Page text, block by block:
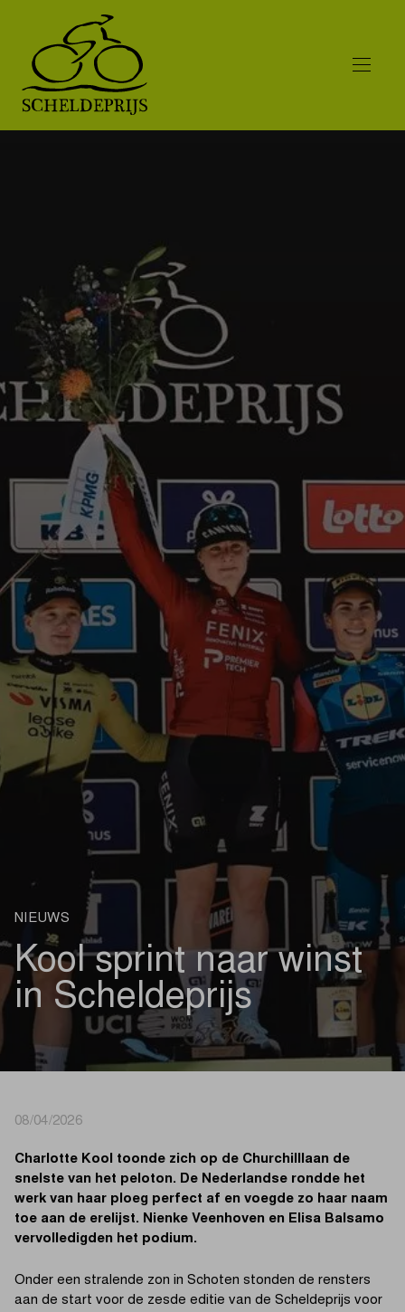
NIEUWS
Kool sprint naar winst
in Scheldeprijs
08/04/2026
Charlotte Kool toonde zich op de Churchilllaan de
snelste van het peloton. De Nederlandse rondde het
werk van haar ploeg perfect af en voegde zo haar naam
toe aan de erelijst. Nienke Veenhoven en Elisa Balsamo
vervolledigden het podium.
Onder een stralende zon in Schoten stonden de rensters
aan de start voor de zesde editie van de Scheldeprijs voor